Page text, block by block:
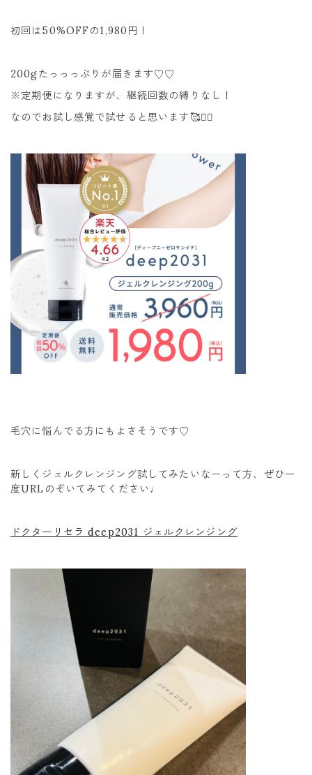
初回は50%OFFの1,980円！
200gたっっっぷりが届きます♡♡
※定期便になりますが、継続回数の縛りなし！
なのでお試し感覚で試せると思います🥰❤️‍🔥
毛穴に悩んでる方にもよさそうです♡
新しくジェルクレンジング試してみたいなーって方、ぜひ一
度URLのぞいてみてください♩
ドクターリセラ deep2031 ジェルクレンジング